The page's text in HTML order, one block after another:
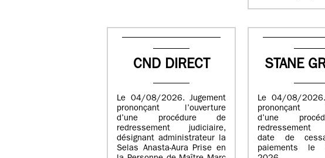
CND DIRECT
Le 04/08/2026. Jugement
prononçant l’ouverture
d’une procédure de
redressement judiciaire,
désignant administrateur la
Selas Anasta-Aura Prise en
STANE
Le 04/08/2026.
prononçant
d’une
redressement
date de
paiements le